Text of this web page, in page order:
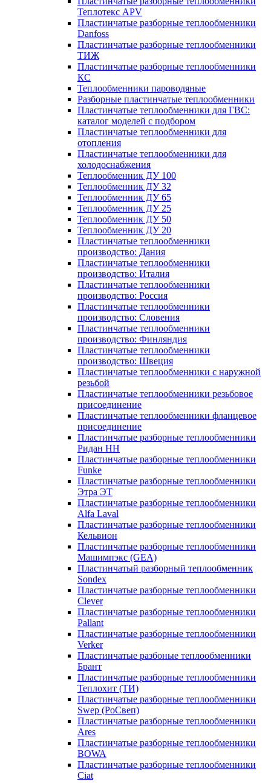
Теплотекс APV
Пластинчатые разборные теплообменники
Danfoss
Пластинчатые разборные теплообменники
ТИЖ
Пластинчатые разборные теплообменники
КC
Теплообменники пароводяные
Разборные пластинчатые теплообменники
Пластинчатые теплообменники для ГВС:
каталог моделей с подбором
Пластинчатые теплообменники для
отопления
Пластинчатые теплообменники для
холодоснабжения
Теплообменник ДУ 100
Теплообменник ДУ 32
Теплообменник ДУ 65
Теплообменник ДУ 25
Теплообменник ДУ 50
Теплообменник ДУ 20
Пластинчатые теплообменники
производство: Дания
Пластинчатые теплообменники
производство: Италия
Пластинчатые теплообменники
производство: Россия
Пластинчатые теплообменники
производство: Словения
Пластинчатые теплообменники
производство: Финляндия
Пластинчатые теплообменники
производство: Швеция
Пластинчатые теплообменники с наружной
резьбой
Пластинчатые теплообменники резьбовое
присоединение
Пластинчатые теплообменники фланцевое
присоединение
Пластинчатые разборные теплообменники
Ридан НН
Пластинчатые разборные теплообменники
Funke
Пластинчатые разборные теплообменники
Этра ЭТ
Пластинчатые разборные теплообменники
Alfa Laval
Пластинчатые разборные теплообменники
Кельвион
Пластинчатые разборные теплообменники
Машимпэкс (GEA)
Пластинчатый разборный теплообменник
Sondex
Пластинчатые разборные теплообменники
Clever
Пластинчатые разборные теплообменники
Pallant
Пластинчатые разборные теплообменники
Verker
Пластинчатые разбоные теплообменники
Брант
Пластинчатые разборные теплообменники
Теплохит (ТИ)
Пластинчатые разборные теплообменники
Swep (РоСвеп)
Пластинчатые разборные теплообменники
Ares
Пластинчатые разборные теплообменники
BOWA
Пластинчатые разборные теплообменники
Ciat